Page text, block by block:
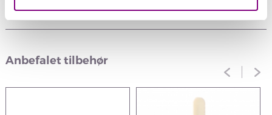
Anmeldelser
Anbefalet tilbehør